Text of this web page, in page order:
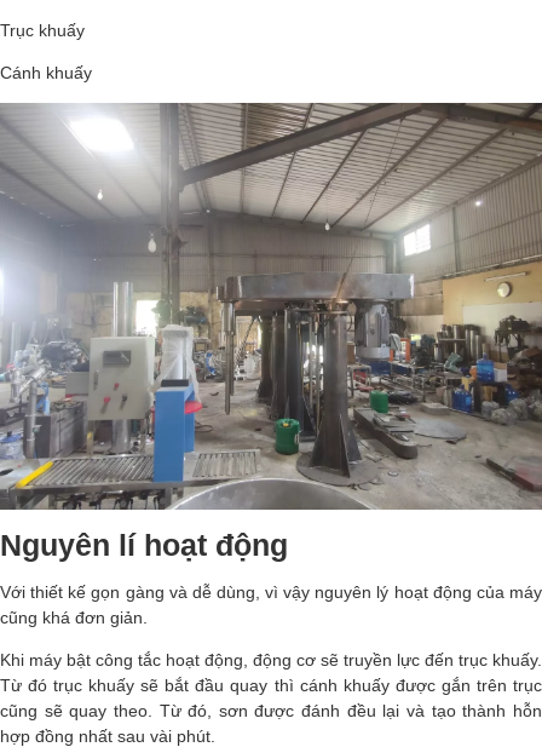
Trục khuấy
Cánh khuấy
Nguyên lí hoạt động
Với thiết kế gọn gàng và dễ dùng, vì vậy nguyên lý hoạt động của máy
cũng khá đơn giản.
Khi máy bật công tắc hoạt động, động cơ sẽ truyền lực đến trục khuấy.
Từ đó trục khuấy sẽ bắt đầu quay thì cánh khuấy được gắn trên trục
cũng sẽ quay theo. Từ đó, sơn được đánh đều lại và tạo thành hỗn
hợp đồng nhất sau vài phút.